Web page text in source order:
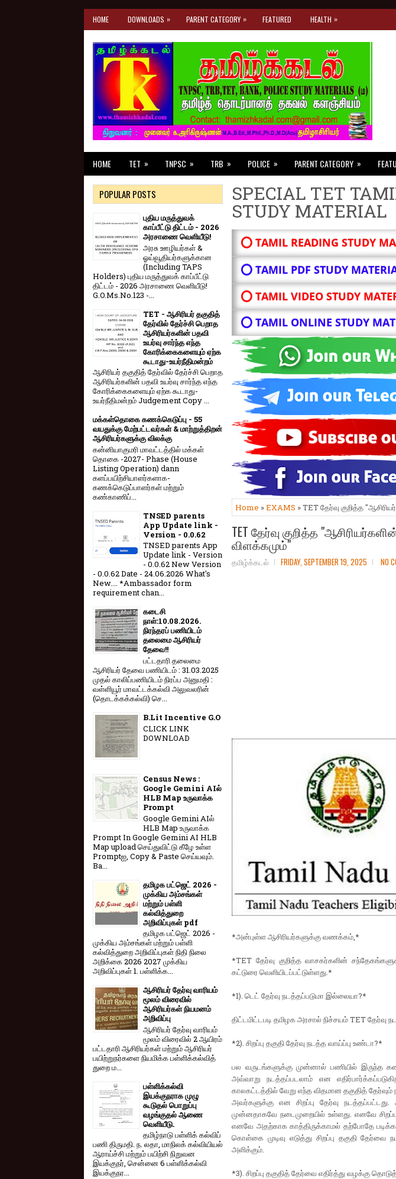
HOME DOWNLOADS » PARENT CATEGORY » FEATURED HEALTH »
HOME TET » TNPSC » TRB » POLICE » PARENT CATEGORY »
SPECIAL TET
STUDY MATERIAL
⭕ TAMIL READING STUDY
⭕ TAMIL PDF STUDY
⭕ TAMIL VIDEO STUDY
⭕ TAMIL ONLINE STUDY
Home »EXAMS » TET தேர்வு குறித்த
TET தேர்வு குறித்த
விளக்கமும்"
தமிழ்க்கடல் FRIDAY, SEPTEMBER 19, 2025 NO
*அன்புள்ள ஆசிரியர்களுக்கு வணக்கம்,*
*TET தேர்வு குறித்த வாசகர்களின்
கட்டுரை வெளியிடப்பட்டுள்ளது.*
*1). டெட் தேர்வு நடத்தப்படுமா இல்லையா?*
திட்டமிட்டபடி தமிழக அரசால் நிச்சயம் TET தேர்வு
*2). சிறப்பு தகுதி தேர்வு நடத்த வாய்ப்பு உண்டா?*
பல வருடங்களுக்கு முன்னால் பணியில் இருந்த
அவ்வாறு நடத்தப்படலாம் என
காலகட்டத்தில் வேறு எந்த விதமான தகுதித்
அவர்களுக்கு என சிறப்பு தேர்வு
முன்னதாகவே நடைமுறையில் உள்ளது. எனவே
எனவே அதற்காக காத்திருக்காமல் தற்போதே படிக்க
கொள்கை முடிவு எடுத்து சிறப்பு தகுதி
அளிக்கும்.
*3). சிறப்பு தகுதித் தேர்வை எதிர்த்து வழக்கு
POPULAR POSTS
புதிய மருத்துவக்
காப்பீட்டு திட்டம் - 2026
அரசாணை வெளியீடு!
அரசு ஊழியர்கள் &
ஓய்வூதியர்களுக்கான
(Including TAPS
Holders) புதிய மருத்துவக் காப்பீட்டு
திட்டம் - 2026 அரசாணை வெளியீடு!
G.O.Ms.No.123 -...
TET - ஆசிரியர் தகுதித்
தேர்வில் தேர்ச்சி பெறாத
ஆசிரியர்களின் பதவி
உயர்வு சார்ந்த எந்த
கோரிக்கைகளையும் ஏற்க
கூடாது-உயர்நீதிமன்றம்
ஆசிரியர் தகுதித் தேர்வில் தேர்ச்சி பெறாத
ஆசிரியர்களின் பதவி உயர்வு சார்ந்த எந்த
கோரிக்கைகளையும் ஏற்க கூடாது-
உயர்நீதிமன்றம் Judgement Copy ...
மக்கள்தொகை கணக்கெடுப்பு - 55
வயதுக்கு மேற்பட்டவர்கள் & மாற்றுத்திறன்
ஆசிரியர்களுக்கு விலக்கு
கன்னியாகுமரி மாவட்டத்தில் மக்கள்
தொகை -2027- Phase (House
Listing Operation) dann
களப்பயிற்சியாளர்களாக-
கணக்கெடுப்பாளர்கள் மற்றும்
கண்காணிப்...
TNSED parents
App Update link -
Version - 0.0.62
TNSED parents App
Update link - Version
- 0.0.62 New Version
- 0.0.62 Date - 24.06.2026 What's
New.... *Ambassador form
requirement chan...
கடைசி
நாள்:10.08.2026.
நிரந்தரப் பணியிடம்
தலைமை ஆசிரியர்
தேவை!!
பட்டதாரி தலைமை
ஆசிரியர் தேவை பணியிடம் : 31.03.2025
முதல் காலிப்பணியிடம் நிரப்ப அனுமதி :
வள்ளியூர் மாவட்டக்கல்வி அலுவலரின்
(தொடக்கக்கல்வி) செ...
B.Lit Incentive G.O
CLICK LINK
DOWNLOAD
Census News :
Google Gemini AIல்
HLB Map உருவாக்க
Prompt
Google Gemini AIல்
HLB Map உருவாக்க
Prompt In Google Gemini AI HLB
Map upload செய்துவிட்டு கீழே உள்ள
Promptஐ, Copy & Paste செய்யவும்.
Ba...
தமிழக பட்ஜெட் 2026 -
முக்கிய அம்சங்கள்
மற்றும் பள்ளி
கல்வித்துறை
அறிவிப்புகள் pdf
தமிழக பட்ஜெட் 2026 -
முக்கிய அம்சங்கள் மற்றும் பள்ளி
கல்வித்துறை அறிவிப்புகள் நிதி நிலை
அறிக்கை 2026 2027 முக்கிய
அறிவிப்புகள் 1. பள்ளிக்க...
ஆசிரியர் தேர்வு வாரியம்
மூலம் விரைவில்
ஆசிரியர்கள் நியமனம்
அறிவிப்பு
ஆசிரியர் தேர்வு வாரி​யம்
மூலம் விரை​வில் 2 ஆயிரம்
பட்​ட​தாரி ஆசிரியர்​கள் மற்​றும் ஆசிரியர்
பயிற்றுநர்​களை நியமிக்க பள்​ளிக்​கல்​வித்​
துறை ம...
பள்ளிக்கல்வி
இயக்குநராக முழு
கூடுதல் பொறுப்பு
வழங்குதல் ஆணை
வெளியீடு.
தமிழ்நாடு பள்ளிக் கல்விப்
பணி திருமதி. ந. லதா, மாநிலக் கல்வியியல்
ஆராய்ச்சி மற்றும் பயிற்சி நிறுவன
இயக்குநர், சென்னை 6 பள்ளிக்கல்வி
இயக்குநர...